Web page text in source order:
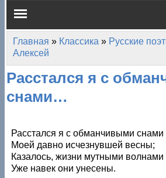
Главное меню
Вы здесь
Главная » Классика » Русские
Алексей
Расстался я с
снами…
Расстался я с обманчивыми снами
Моей давно исчезнувшей весны;
Казалось, жизни мутными волнами
Уже навек они унесены.